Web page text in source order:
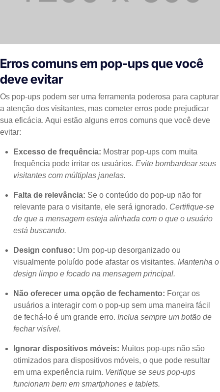
Erros comuns em pop-ups que você
deve evitar
Os pop-ups podem ser uma ferramenta poderosa para capturar
a atenção dos visitantes, mas cometer erros pode prejudicar
sua eficácia. Aqui estão alguns erros comuns que você deve
evitar:
Excesso de frequência: Mostrar pop-ups com muita
frequência pode irritar os usuários.Evite bombardear seus
visitantes com múltiplas janelas.
Falta de relevância: Se o conteúdo do pop-up não for
relevante para o visitante, ele será ignorado. Certifique-se
de que a mensagem esteja alinhada com o que o usuário
está buscando.
Design confuso: Um pop-up desorganizado ou
visualmente poluído pode afastar os visitantes.Mantenha o
design limpo e focado na mensagem principal.
Não oferecer uma opção de fechamento: Forçar os
usuários a interagir com o pop-up sem uma maneira fácil
de fechá-lo é um grande erro. Inclua sempre um botão de
fechar visível.
Ignorar dispositivos móveis: Muitos pop-ups não são
otimizados para dispositivos móveis, o que pode resultar
em uma experiência ruim. Verifique se seus pop-ups
funcionam bem em smartphones e tablets.